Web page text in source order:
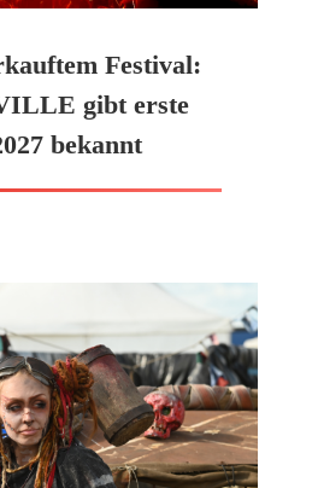
Festival:
gibt erste
bekannt